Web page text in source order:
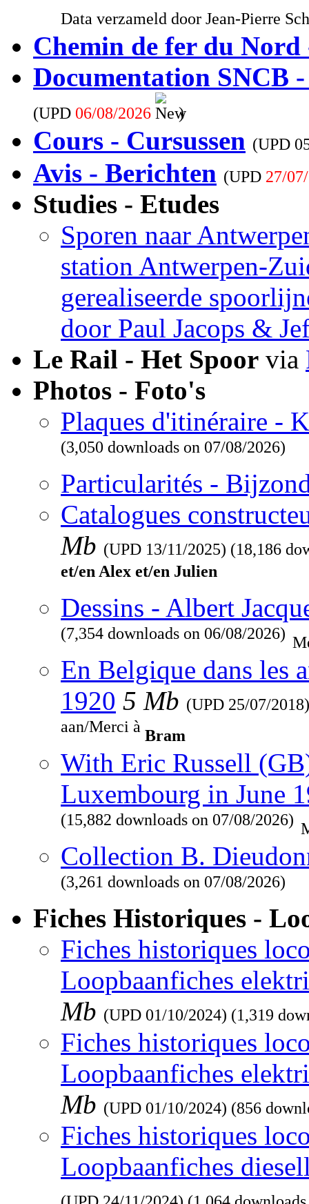
Data verzameld door Jean-Pierre
Chemin de fer du Nord
Documentation SNCB
(UPD 06/08/2026 )
Cours - Cursussen (UPD
Avis - Berichten (UPD 27/
Studies - Etudes
Sporen naar
station Antwerpen-
gerealiseerde
door Paul Jacops &
Le Rail - Het Spoor via
Photos - Foto's
Plaques d'itinéraire -
(3,050 downloads on 07/08/2026)
Particularités -
Catalogues
Mb (UPD 13/11/2025) (18,186
et/en Alex et/en Julien
Dessins - Albert
(7,354 downloads on 06/08/2026)
En Belgique dans les
1920 5 Mb (UPD 25/07/2018
aan/Merci à Bram
With Eric Russell
Luxembourg in June
(15,882 downloads on 07/08/2026)
Collection B.
(3,261 downloads on 07/08/2026)
Fiches Historiques -
Fiches historiques
Loopbaanfiches
Mb (UPD 01/10/2024) (1,319
Fiches historiques
Loopbaanfiches
Mb (UPD 01/10/2024) (856
Fiches historiques
Loopbaanfiches